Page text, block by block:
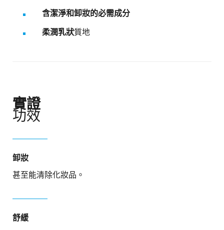
含潔淨和卸妝的必需成分​
柔潤乳狀質地
實證
功效
卸妝
甚至能清除化妝品。​
舒緩